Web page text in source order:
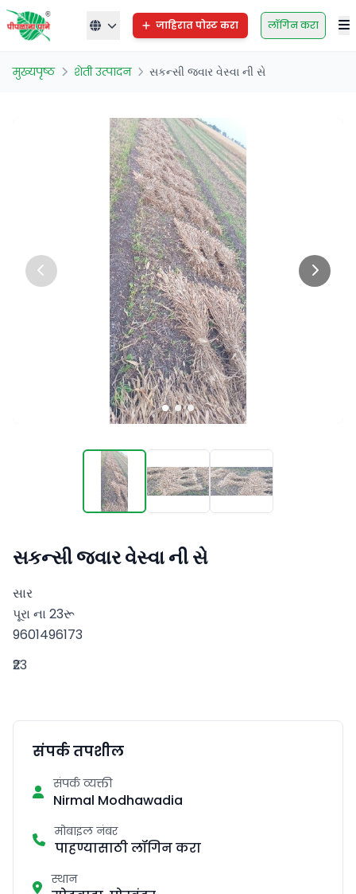
जाहिरात पोस्ट करा लॉगिन करा
मुख्यपृष्ठ शेती उत्पादन સકન્સી જ્વાર વેસ્વા ની સે
સકન્સી જ્વાર વેસ્વા ની સે
સાર
પૂરા ના 23રૂ
9601496173
₹23
संपर्क तपशील
संपर्क व्यक्ती
Nirmal Modhawadia
मोबाइल नंबर
पाहण्यासाठी लॉगिन करा
स्थान